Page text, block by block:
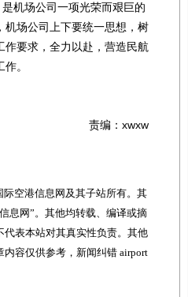
机场公司一项光荣而艰巨的
机场公司上下要统一思想，树
要求，全力以赴，营造民航
。
责编：xwxw
空港信息网及其子站所有。其
息网”。其他均转载、编译或摘
表本站对其真实性负责。其他
容仅供参考，新闻纠错 airport